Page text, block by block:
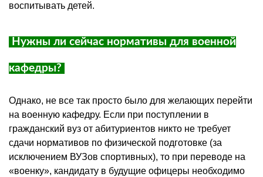
воспитывать детей.
Нужны ли сейчас нормативы для военной
кафедры?
Однако, не все так просто было для желающих перейти
на военную кафедру. Если при поступлении в
гражданский вуз от абитуриентов никто не требует
сдачи нормативов по физической подготовке (за
исключением ВУЗов спортивных), то при переводе на
«военку», кандидату в будущие офицеры необходимо